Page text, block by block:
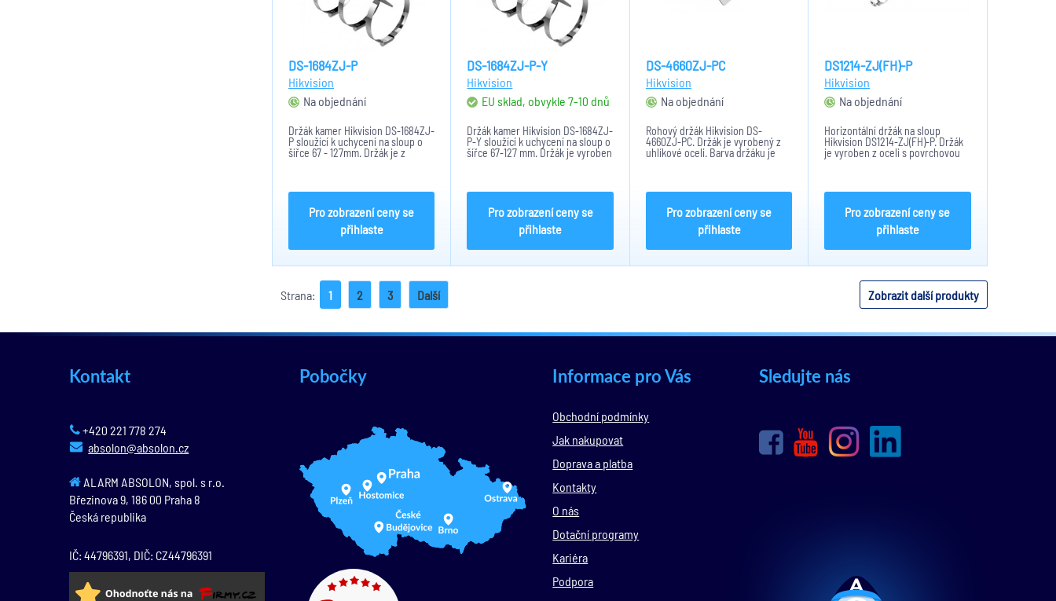
DS-1684ZJ-P
Hikvision
Na objednání
Držák kamer Hikvision DS-1684ZJ-
P sloužící k uchycení na sloup o
šířce 67 - 127mm. Držák je z
je přibližně 1300g....
Pro zobrazení ceny se
přihlaste
DS-1684ZJ-P-Y
Hikvision
EU sklad, obvykle 7-10 dnů
Držák kamer Hikvision DS-1684ZJ-
P-Y sloužící k uchycení na sloup o
šířce 67-127 mm. Držák je vyroben
z nerezové oceli a oceli s
Rozměry: 143 × 128 × 194 mm...
Pro zobrazení ceny se
přihlaste
DS-4660ZJ-PC
Hikvision
Na objednání
Rohový držák Hikvision DS-
4660ZJ-PC. Držák je vyrobený z
uhlíkové oceli. Barva držáku je
platinově šedá. Držák rozšiřuje
voděodolnou těsnící gumu....
Pro zobrazení ceny se
přihlaste
DS1214-ZJ(FH)-P
Hikvision
Na objednání
Horizontální držák na sloup
Hikvision DS1214-ZJ(FH)-P. Držák
je vyroben z oceli s povrchovou
úpravou šedé barvy. Maximální
330 mm x 46 mm....
Pro zobrazení ceny se
přihlaste
Zobrazit další produkty
Strana: 1 2 3 Další
Kontakt
+420 221 778 274
absolon@absolon.cz
ALARM ABSOLON, spol. s r.o.
Březinova 9,186 00 Praha 8
Česká republika
IČ: 44796391, DIČ: CZ44796391
Pobočky Informace pro Vás
Obchodní podmínky
Jak nakupovat
Doprava a platba
Kontakty
O nás
Dotační programy
Kariéra
Podpora
Sledujte nás